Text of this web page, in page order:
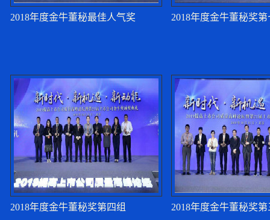
季晓南：上市公司要
季晓南：上市公司要
季晓南：上市公司要
2018年度金牛董秘最佳人气奖 2018年度金牛董秘奖第
2018年度金牛董秘奖第四组 2018年度金牛董秘奖第